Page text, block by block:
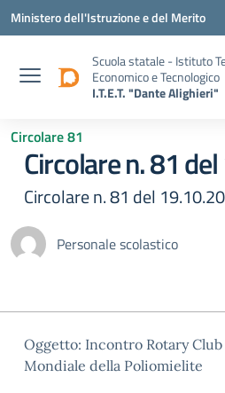
Vai ai contenuti
Vai al menu di navigazione
Vai al footer
Ministero dell'Istruzione e del Merito
Scuola statale - Istituto
Economico e Tecnologico
I.T.E.T. "Dante Alighieri"
Circolare 81
Circolare n. 81
Circolare n. 81 del
Personale scolastico
Oggetto: Incontro Rotary
Mondiale della Poliomielite